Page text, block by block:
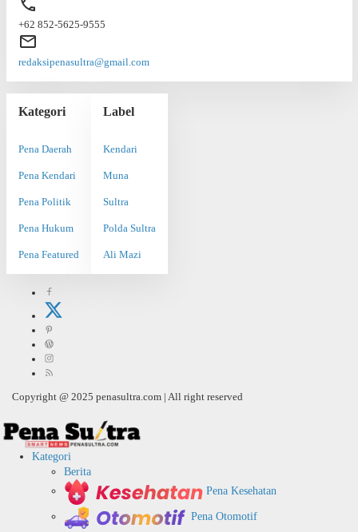
+62 852-5625-9555
redaksipenasultra@gmail.com
Kategori
Pena Daerah
Pena Kendari
Pena Politik
Pena Hukum
Pena Featured
Label
Kendari
Muna
Sultra
Polda Sultra
Ali Mazi
Copyright @ 2025 penasultra.com | All right reserved
Kategori
Berita
Pena Kesehatan
Pena Otomotif